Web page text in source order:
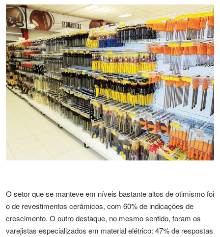
O setor que se manteve em níveis bastante altos de otimismo foi
o de revestimentos cerâmicos, com 60% de indicações de
crescimento. O outro destaque, no mesmo sentido, foram os
varejistas especializados em material elétrico: 47% de respostas